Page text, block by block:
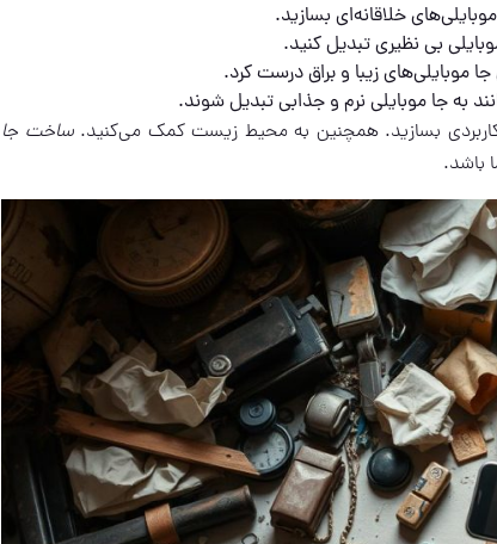
خلاقانه‌ای بسازید.
بی نظیری تبدیل کنید.
موبایلی‌های زیبا و براق درست کرد.
به جا موبایلی نرم و جذابی تبدیل شوند.
بسازید. همچنین به محیط زیست کمک می‌کنید.ساخت جا
باشد.